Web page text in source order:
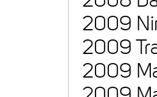
2009
2009
2009